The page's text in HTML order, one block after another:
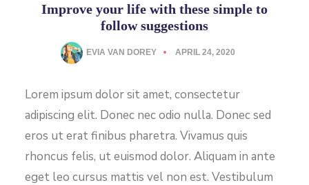
Improve your life with these simple to
follow suggestions
EVIA VAN DOREY APRIL 24, 2020
Lorem ipsum dolor sit amet, consectetur
adipiscing elit. Donec nec odio nulla. Donec sed
eros ut erat finibus pharetra. Vivamus quis
rhoncus felis, ut euismod dolor. Aliquam in ante
eget leo cursus mattis vel non est. Vestibulum